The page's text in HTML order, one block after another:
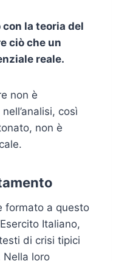
la teoria del
ciò che un
reale.
non è
così
non è
formato a questo
Italiano,
di crisi tipici
Nella loro